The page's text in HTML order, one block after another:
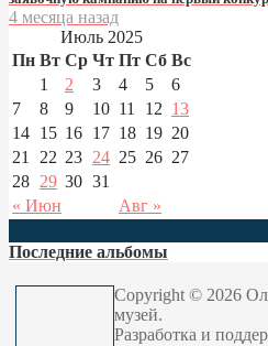
4 месяца назад
Июль 2025
Пн Вт Ср Чт Пт Сб Вс
« Июн Авг »
1 2 3 4 5
6
7
8 9 10 11 12 13
14 15 16 17 18 19 20
21
22 23 24 25 26 27
28 29 30 31
Последние альбомы
Copyright © 2026
музей.
Разработка и